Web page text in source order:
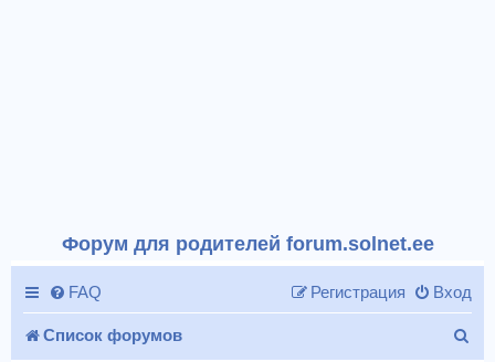
Форум для родителей forum.solnet.ee
FAQ Вход
Регистрация
Список форумов